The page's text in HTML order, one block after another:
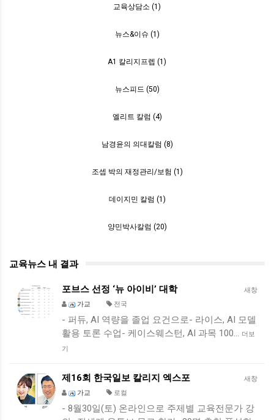
교육상담소 (1)
뉴스&이슈 (1)
A1 칼리지프렙 (1)
뉴스피드 (50)
엘리트 칼럼 (4)
남경윤의 의대칼럼 (8)
조셉 박의 재정관리/보험 (1)
데이지민 칼럼 (1)
양민박사칼럼 (20)
교육뉴스 내 결과
새창
포브스 선정 ‘뉴 아이비’ 대학
가교 전국
- 퍼듀, AI 역량을 졸업 요건으로- 라이스, AI 모델
활용 토론 수업- 케이스웨스턴, AI 과목 100… 더보
기
새창
제16회 한국일보 칼리지 엑스포
가교 로컬
- 8월30일(토) 온라인으로 주제별 교육전문가 강